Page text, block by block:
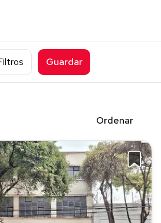
Guardar
Ordenar